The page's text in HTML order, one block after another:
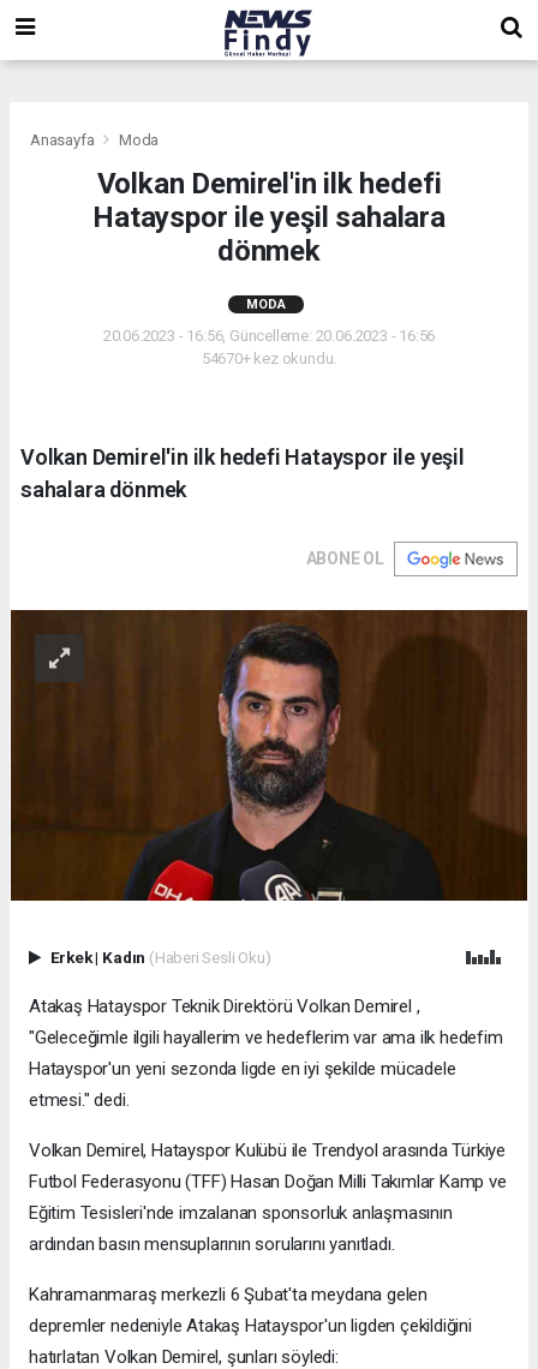
Anasayfa Moda
Volkan Demirel'in ilk hedefi
Hatayspor ile yeşil sahalara
dönmek
MODA
20.06.2023 - 16:56, Güncelleme: 20.06.2023 - 16:56
54670+ kez okundu.
Volkan Demirel'in ilk hedefi Hatayspor ile yeşil
sahalara dönmek
ABONE OL
Erkek| Kadın (Haberi Sesli Oku)
Atakaş Hatayspor Teknik Direktörü Volkan Demirel ,
"Geleceğimle ilgili hayallerim ve hedeflerim var ama ilk hedefim
Hatayspor'un yeni sezonda ligde en iyi şekilde mücadele
etmesi." dedi.
Volkan Demirel, Hatayspor Kulübü ile Trendyol arasında Türkiye
Futbol Federasyonu (TFF) Hasan Doğan Milli Takımlar Kamp ve
Eğitim Tesisleri'nde imzalanan sponsorluk anlaşmasının
ardından basın mensuplarının sorularını yanıtladı.
Kahramanmaraş merkezli 6 Şubat'ta meydana gelen
depremler nedeniyle Atakaş Hatayspor'un ligden çekildiğini
hatırlatan Volkan Demirel, şunları söyledi: